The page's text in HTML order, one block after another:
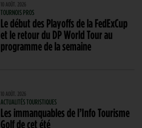
10 AOÛT. 2026
TOURNOIS PROS
Le début des Playoffs de la FedExCup
et le retour du DP World Tour au
programme de la semaine
10 AOÛT. 2026
ACTUALITÉS TOURISTIQUES
Les immanquables de l’Info Tourisme
Golf de cet été